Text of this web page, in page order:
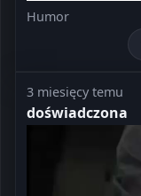
Humor
3 miesięcy temu
doświadczona